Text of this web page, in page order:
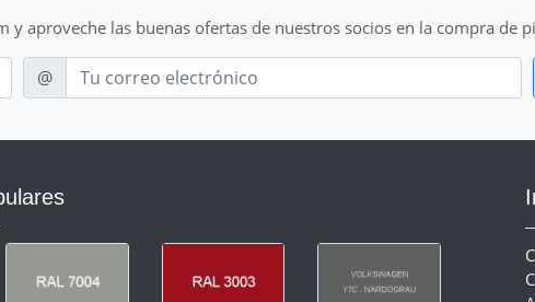
y aproveche las buenas ofertas de nuestros socios en la compra de
E-mail
@